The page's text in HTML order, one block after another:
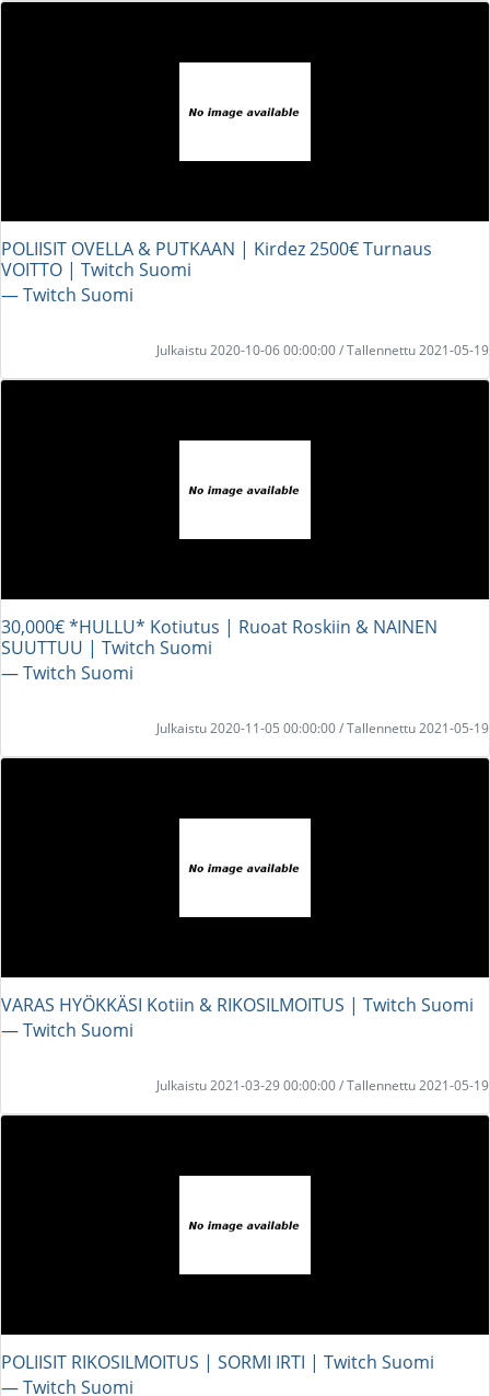
POLIISIT OVELLA & PUTKAAN | Kirdez 2500€ Turnaus
VOITTO | Twitch Suomi
― Twitch Suomi
Julkaistu 2020-10-06 00:00:00 / Tallennettu 2021-05-19
30,000€ *HULLU* Kotiutus | Ruoat Roskiin & NAINEN
SUUTTUU | Twitch Suomi
― Twitch Suomi
Julkaistu 2020-11-05 00:00:00 / Tallennettu 2021-05-19
VARAS HYÖKKÄSI Kotiin & RIKOSILMOITUS | Twitch Suomi
― Twitch Suomi
Julkaistu 2021-03-29 00:00:00 / Tallennettu 2021-05-19
POLIISIT RIKOSILMOITUS | SORMI IRTI | Twitch Suomi
― Twitch Suomi